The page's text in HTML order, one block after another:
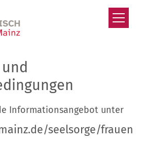
Informationsangebot unter
seelsorge/frauen